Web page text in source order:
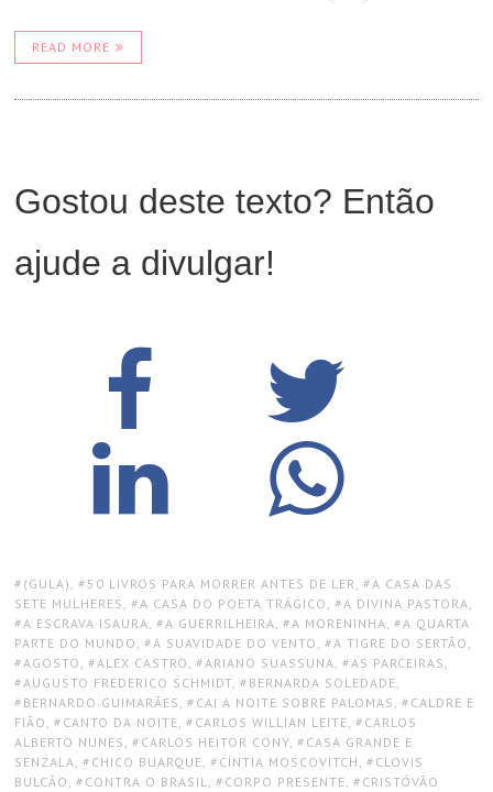
READ MORE
Gostou deste texto? Então
ajude a divulgar!
TAGS:
(GULA) , 50 LIVROS PARA MORRER ANTES DE LER, A CASA DAS
SETE MULHERES , A CASA DO POETA TRÁGICO , A DIVINA PASTORA,
A ESCRAVA ISAURA, A GUERRILHEIRA, A MORENINHA, A QUARTA
PARTE DO MUNDO , A SUAVIDADE DO VENTO , A TIGRE DO SERTÃO ,
AGOSTO , ALEX CASTRO , ARIANO SUASSUNA, AS PARCEIRAS ,
AUGUSTO FREDERICO SCHMIDT, BERNARDA SOLEDADE,
BERNARDO GUIMARÃES , CAI A NOITE SOBRE PALOMAS , CALDRE E
FIÃO , CANTO DA NOITE, CAR­LOS WIL­LI­AN LEI­TE, CARLOS
ALBERTO NUNES , CARLOS HEITOR CONY, CASA GRANDE E
SENZALA, CHICO BUARQUE, CÍNTIA MOSCOVITCH , CLOVIS
BULCÃO , CONTRA O BRASIL, CORPO PRESENTE, CRISTÓVÃO